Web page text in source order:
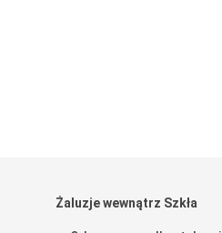
Żaluzje wewnątrz Szkła